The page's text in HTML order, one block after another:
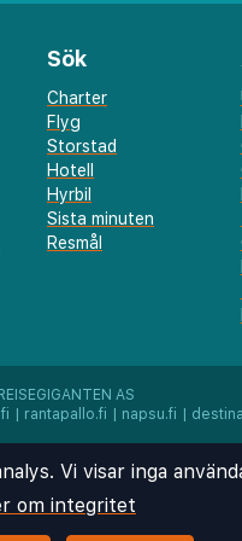
Sök
Charter
Flyg
Storstad
Hotell
Hyrbil
Sista minuten
Resmål
REISEGIGANTEN AS
rantapallo.fi napsu.fi
Vi visar inga
om integritet